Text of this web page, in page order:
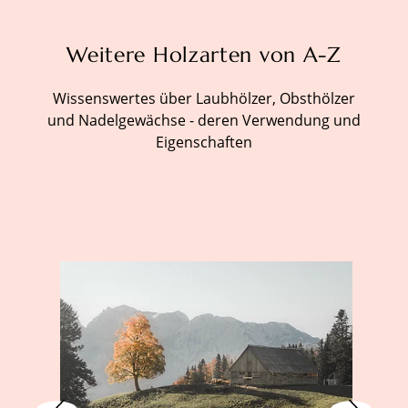
Weitere Holzarten von A-Z
Wissenswertes über Laubhölzer, Obsthölzer
und Nadelgewächse - deren Verwendung und
Eigenschaften